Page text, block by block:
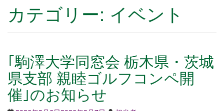
カテゴリー: イベント
｢駒澤大学同窓会 栃木県・茨城
県支部 親睦ゴルフコンペ開
催｣のお知らせ